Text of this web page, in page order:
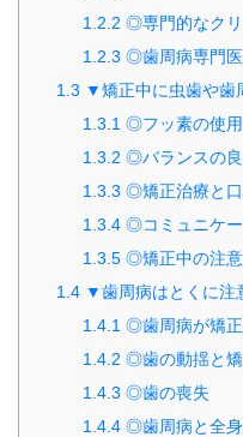
1.2.2 ◎専門的なク
1.2.3 ◎歯周病専門
1.3 ▼矯正中に虫歯や歯
1.3.1 ◎フッ素の使用
1.3.2 ◎バランスの
1.3.3 ◎矯正治療と
1.3.4◎コミュニケー
1.3.5◎矯正中の注意
1.4 ▼歯周病はとくに注
1.4.1 ◎歯周病が矯
1.4.2 ◎歯の動揺と
1.4.3 ◎歯の喪失
1.4.4◎歯周病と全身